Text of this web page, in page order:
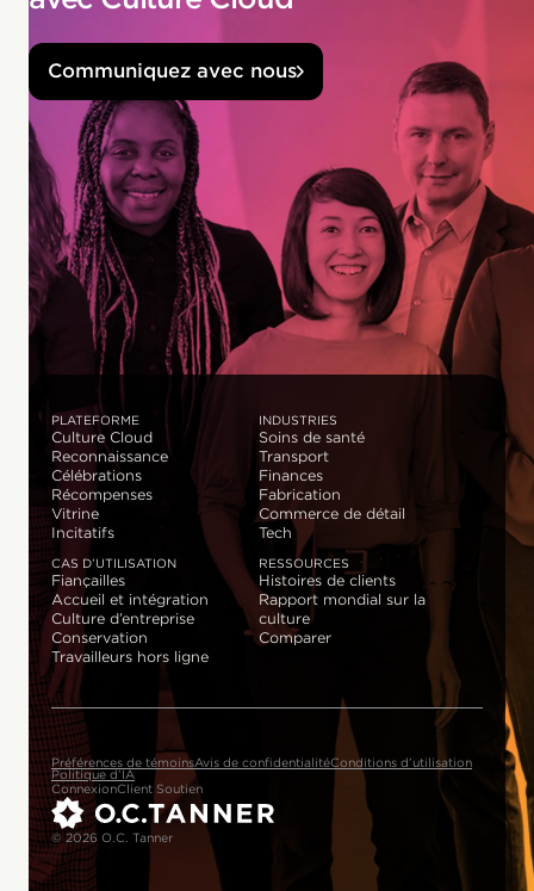
Communiquez avec nous
PLATEFORME
Culture Cloud
Reconnaissance
Célébrations
Récompenses
Vitrine
Incitatifs
INDUSTRIES
Soins de santé
Transport
Finances
Fabrication
Commerce de détail
Tech
CAS D’UTILISATION
Fiançailles
Accueil et intégration
Culture d’entreprise
Conservation
Travailleurs hors ligne
RESSOURCES
Histoires de clients
Rapport mondial sur la
culture
Comparer
Préférences de témoinsAvis de confidentialitéConditions d’utilisation
Politique d’IA
ConnexionClient Soutien
© 2026 O.C. Tanner